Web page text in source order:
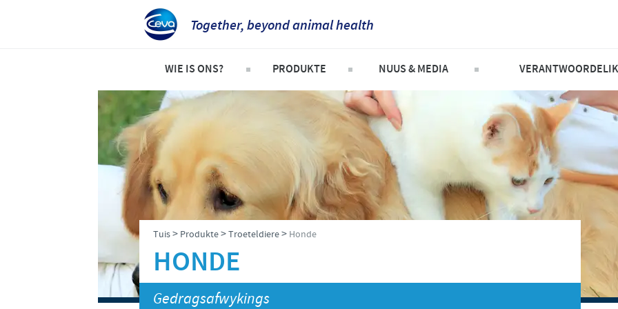
Together, beyond animal health
Corporate Website
Africa
Argentina
Asia
Australia
Germany
Greece
Hungary
Indonesia
WIE IS ONS?
Ceva Suid-Afrika
Maatskappy oorsig
Ceva kontak besonderhede
Ons werksaamhede
PRODUKTE
Troeteldiere
Beeste
Skape en bokke
Pluimvee
Produkte lys
Varke
NUUS & MEDIA
Nuus
Fokus op
Kontribusie
Besigheid en
Tuis> Produkte>Troeteldiere> Honde
HONDE
Gedragsafwykings